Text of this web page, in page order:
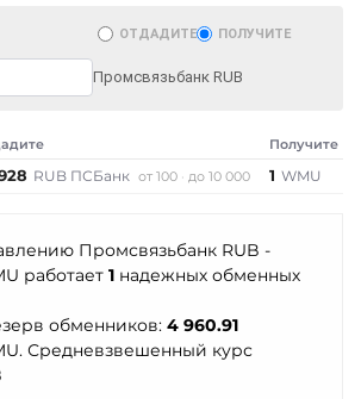
Terra (LUNA)
Tether (USDT)
TON
NEAR
Tezos (XTZ)
TrueUSD (TUSD)
Счет ИП/ООО
УкрСиббанк UAH
Центр Кредит KZT
ОТДАДИТЕ ПОЛУЧИТЕ
Промсвязьбанк RUB
Получите
RUB ПСБанк от 100 до 10 000 1 WMU
Промсвязьбанк RUB -
работает 1 надежных обменных
обменников: 4 960.91
Средневзвешенный курс